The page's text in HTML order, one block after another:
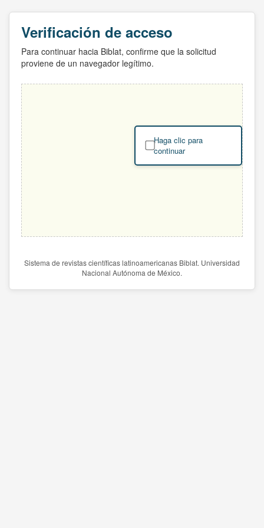
Verificación de acceso
Para continuar hacia Biblat, confirme que la solicitud
proviene de un navegador legítimo.
Haga clic para
continuar
Sistema de revistas científicas latinoamericanas Biblat. Universidad
Nacional Autónoma de México.